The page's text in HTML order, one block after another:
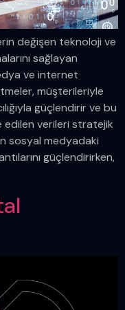
değişen teknoloji ve
sağlayan
ve internet
müşterileriyle
güçlendirir ve bu
verileri stratejik
sosyal medyadaki
güçlendirirken,